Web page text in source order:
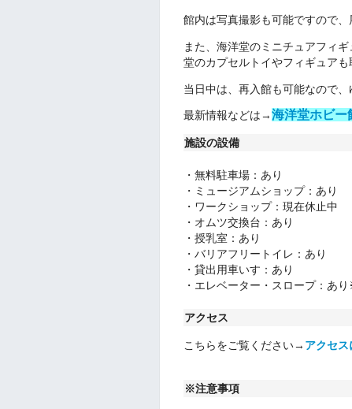
館内は写真撮影も可能ですので、
また、海洋堂のミニチュアフィ
堂のカプセルトイやフィギュア
当日中は、再入館も可能なので、
最新情報などは→海洋堂ホビー
施設の設備
・無料駐車場：あり
・ ミュージアムショップ：あり
・ ワークショップ： 現在休止中
・ オムツ交換台 ： あり
・ 授乳室：あり
・ バリアフリートイレ：あり
・ 貸出用車いす：あり
・ エレベーター・スロープ：あ
アクセス
こちらをご覧ください→ アクセス
※注意事項